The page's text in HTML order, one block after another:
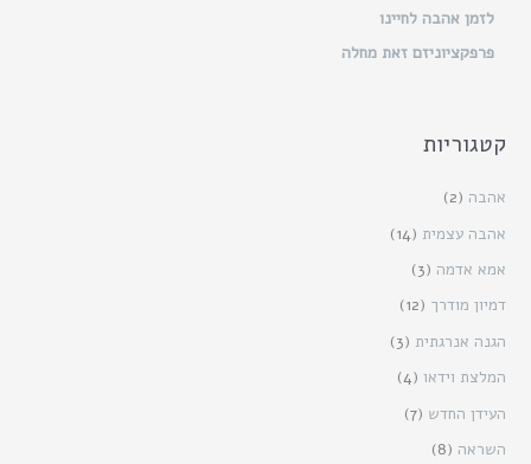
לזמן אהבה לחיינו
פרפקציוניזם זאת מחלה
קטגוריות
אהבה (2)
אהבה עצמית (14)
אמא אדמה (3)
דמיון מודרך (12)
הגנה אנרגתית (3)
המלצת וידאו (4)
העידן החדש (7)
השראה (8)